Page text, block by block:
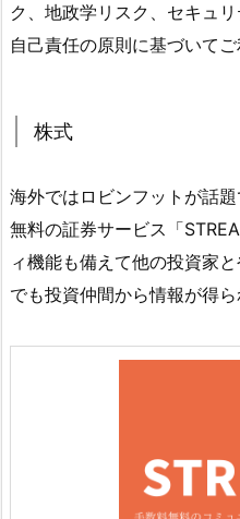
ク、地政学リスク、セキュ
自己責任の原則に基づいてご
株式
海外ではロビンフットが話
無料の証券サービス「
ィ機能も備えて他の投資家
でも投資仲間から情報が得ら